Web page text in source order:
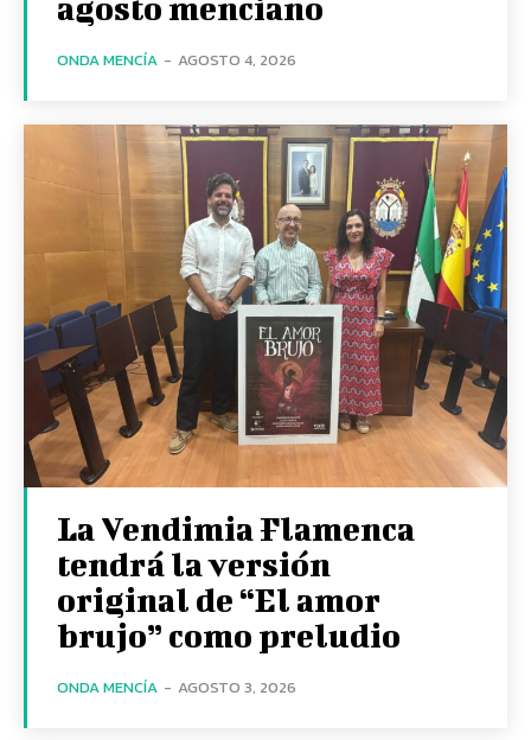
agosto menciano
ONDA MENCÍA - AGOSTO 4, 2026
La Vendimia Flamenca
tendrá la versión
original de “El amor
brujo” como preludio
ONDA MENCÍA - AGOSTO 3, 2026